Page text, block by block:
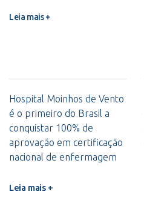
Leia mais +
Hospital Moinhos de Vento
é o primeiro do Brasil a
conquistar 100% de
aprovação em certificação
nacional de enfermagem
Leia mais +